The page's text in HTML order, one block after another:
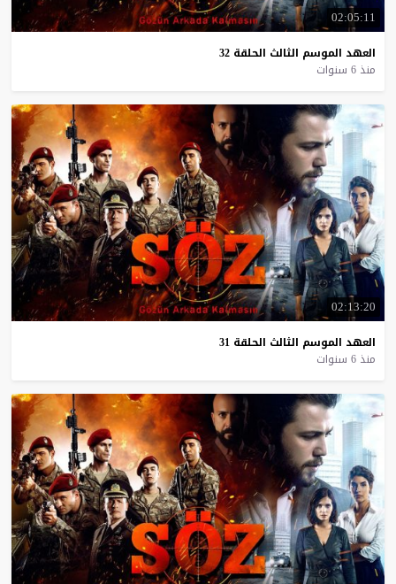
02:05:11
العهد الموسم الثالث الحلقة 32
منذ 6 سنوات
02:13:20
العهد الموسم الثالث الحلقة 31
منذ 6 سنوات